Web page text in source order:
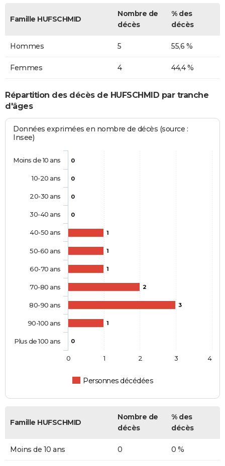
Famille HUFSCHMID
Nombre de
décès
% des
décès
Hommes 5 55,6 %
Femmes 4 44,4 %
Répartition des décès de HUFSCHMID par tranche
d'âges
Données exprimées en nombre de décès (source :
Insee)
0
0
0
0
1
1
1
2
3
1
0
Personnes décédées
Moins de 10 ans
10-20 ans
20-30 ans
30-40 ans
40-50 ans
50-60 ans
60-70 ans
70-80 ans
80-90 ans
90-100 ans
Plus de 100 ans
0 1 2 3 4
Famille HUFSCHMID
Nombre de
décès
% des
décès
Moins de 10 ans 0 0 %